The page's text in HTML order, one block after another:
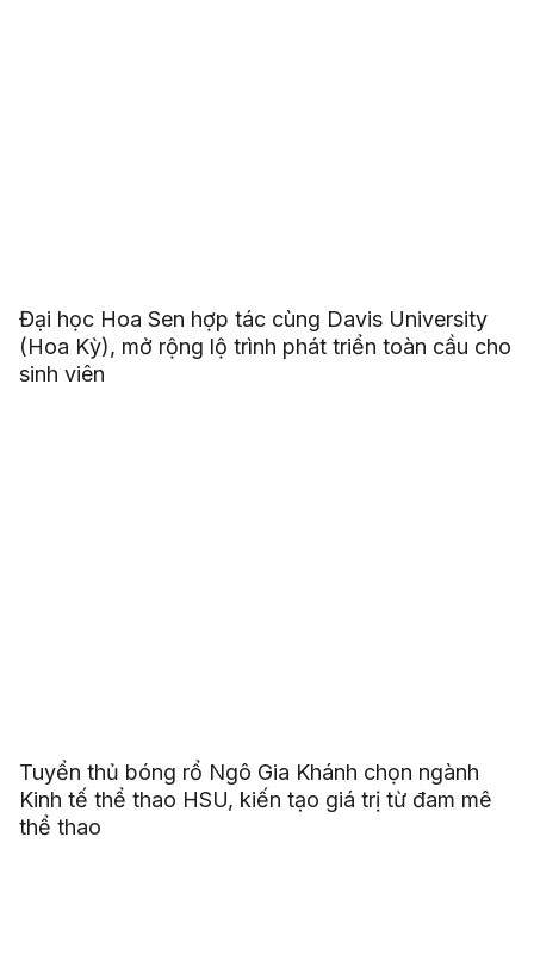
Đại học Hoa Sen hợp tác cùng Davis University
(Hoa Kỳ), mở rộng lộ trình phát triển toàn cầu cho
sinh viên
Tuyển thủ bóng rổ Ngô Gia Khánh chọn ngành
Kinh tế thể thao HSU, kiến tạo giá trị từ đam mê
thể thao